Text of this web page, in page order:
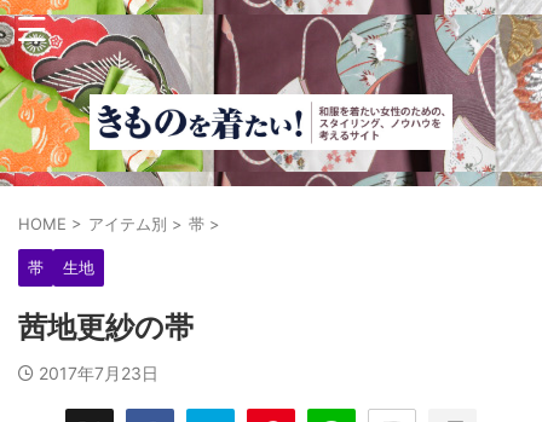
HOME > アイテム別 > 帯 >
帯 生地
茜地更紗の帯
2017年7月23日